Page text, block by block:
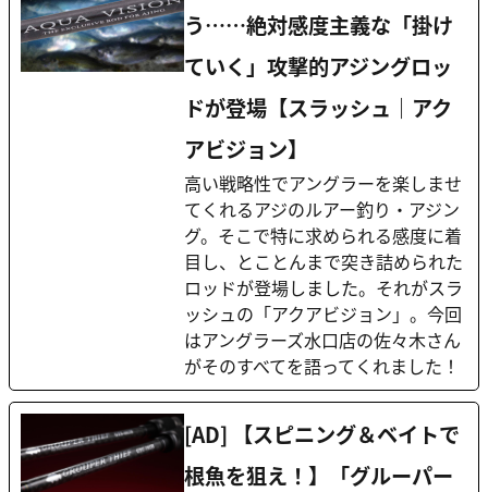
う……絶対感度主義な「掛け
ていく」攻撃的アジングロッ
ドが登場【スラッシュ｜アク
アビジョン】
高い戦略性でアングラーを楽しませ
てくれるアジのルアー釣り・アジン
グ。そこで特に求められる感度に着
目し、とことんまで突き詰められた
ロッドが登場しました。それがスラ
ッシュの「アクアビジョン」。今回
はアングラーズ水口店の佐々木さん
がそのすべてを語ってくれました！
[AD] 【スピニング＆ベイトで
根魚を狙え！】「グルーパー